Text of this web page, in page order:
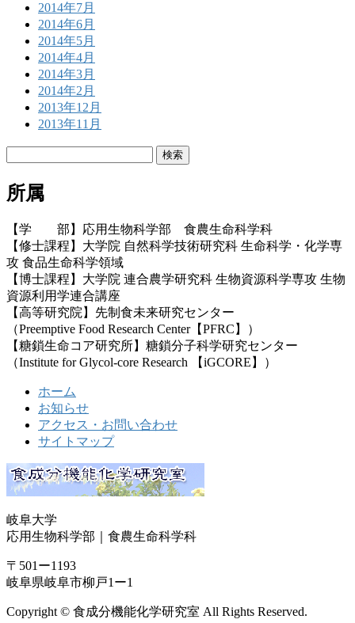
2014年7月
2014年6月
2014年5月
2014年4月
2014年3月
2014年2月
2013年12月
2013年11月
所属
【学 部】応用生物科学部 食農生命科学科
【修士課程】大学院 自然科学技術研究科 生命科学・化学専
攻 食品生命科学領域
【博士課程】大学院 連合農学研究科 生物資源科学専攻 生物
資源利用学連合講座
【高等研究院】先制食未来研究センター
（Preemptive Food Research Center【PFRC】）
【糖鎖生命コア研究所】糖鎖分子科学研究センター
（Institute for Glycol-core Research 【iGCORE】）
ホーム
お知らせ
アクセス・お問い合わせ
サイトマップ
岐阜大学
応用生物科学部｜食農生命科学科
〒501ー1193
岐阜県岐阜市柳戸1ー1
Copyright © 食成分機能化学研究室 All Rights Reserved.